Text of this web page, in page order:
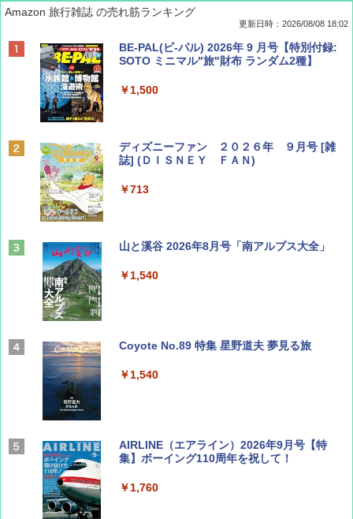
Amazon 旅行雑誌 の売れ筋ランキング
更新日時：2026/08/08 18:02
BE-PAL(ビ-パル) 2026年 9 月号【特別付録:
SOTO ミニマル"旅"財布 ランダム2種】
￥1,500
ディズニーファン ２０２６年 ９月号 [雑
誌] (ＤＩＳＮＥＹ ＦＡＮ)
￥713
山と溪谷 2026年8月号「南アルプス大全」
￥1,540
Coyote No.89 特集 星野道夫 夢見る旅
￥1,540
AIRLINE（エアライン）2026年9月号【特
集】ボーイング110周年を祝して！
￥1,760